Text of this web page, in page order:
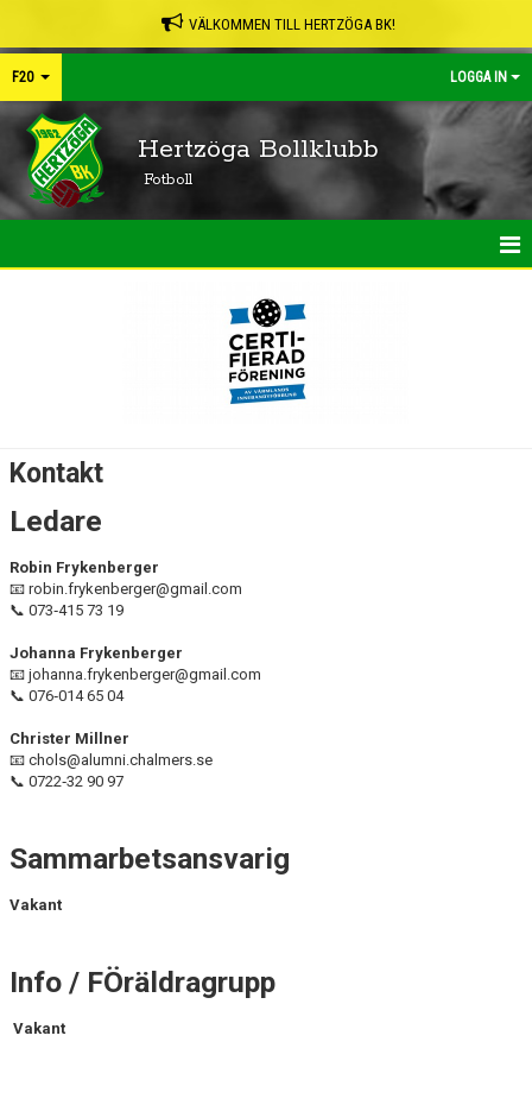
VÄLKOMMEN TILL HERTZÖGA BK!
F20 LOGGA IN
Hertzöga Bollklubb
Fotboll
DOKUMENT
KONTAKT
Kontakt
Ledare
Robin Frykenberger
📧 robin.frykenberger@gmail.com
📞 073‑415 73 19
Johanna Frykenberger
📧 johanna.frykenberger@gmail.com
📞 076‑014 65 04
Christer Millner
📧 chols@alumni.chalmers.se
📞 0722‑32 90 97
Sammarbetsansvarig
Vakant
Info / FÖräldragrupp
Vakant